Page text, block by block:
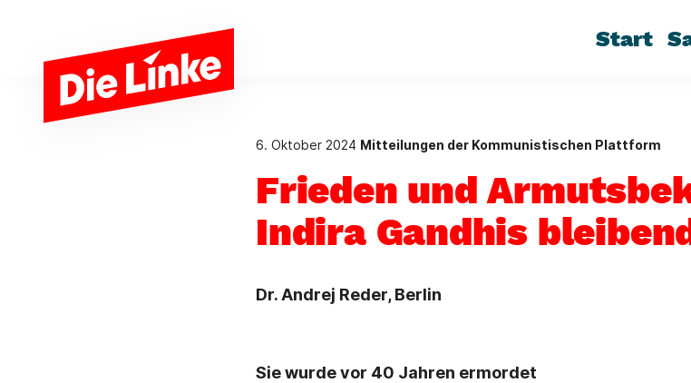
Start
6. Oktober 2024 Mitteilungen der Kommunistischen Plattform
Frieden und
Indira Gandhis
Dr. Andrej Reder, Berlin
Sie wurde vor 40 Jahren ermordet